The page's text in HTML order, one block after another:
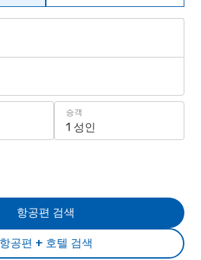
승객
1 성인
항공편 + 호텔 검색
항공편 검색